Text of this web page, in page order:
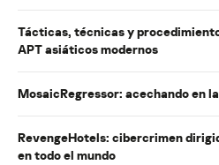
Tácticas, técnicas y
APT asiáticos modernos
MosaicRegressor: acechando en
RevengeHotels: cibercrimen
en todo el mundo